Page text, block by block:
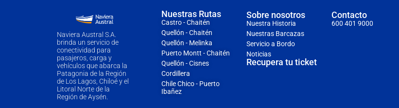
Naviera Austral S.A.
brinda un servicio de
conectividad para
pasajeros, carga y
vehículos que abarca la
Patagonia de la Región
de Los Lagos, Chiloé y el
Litoral Norte de la
Región de Aysén.
Nuestras Rutas
Castro - Chaitén
Quellón - Chaitén
Quellón - Melinka
Puerto Montt - Chaitén
Quellón - Cisnes
Cordillera
Chile Chico - Puerto
Ibañez
Sobre nosotros
Nuestra Historia
Nuestras Barcazas
Servicio a Bordo
Noticias
Recupera tu ticket
Contacto
600 401 9000